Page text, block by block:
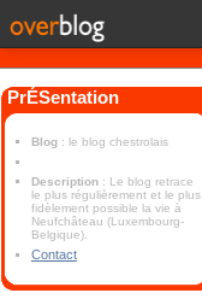
PrÉSentation
Blog : le blog chestrolais
Description : Le blog retrace
le plus régulièrement et le plus
fidèlement possible la vie à
Neufchâteau (Luxembourg-
Belgique).
Contact